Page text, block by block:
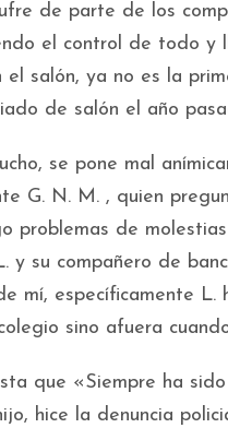
de parte de los
el control de todo y
el salón, ya no es la
de salón el año
se pone mal
G. N. M. , quien
problemas de
y su compañero de
mí, específicamente
sino afuera
que «Siempre ha
hice la denuncia